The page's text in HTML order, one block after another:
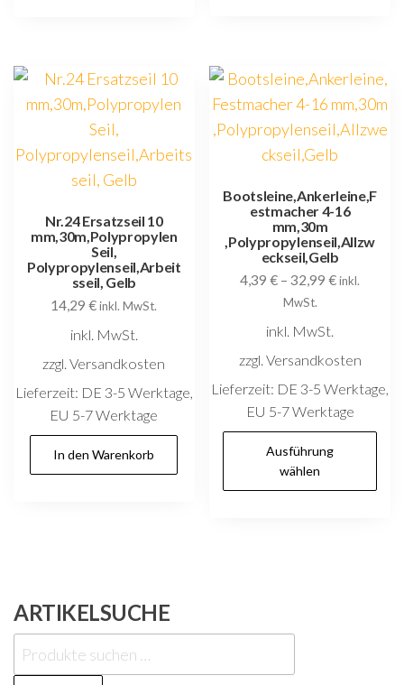
auf.
Optionen
können
Produktseite
gewählt
Nr.24 Ersatzseil 10
mm,30m,Polypropylen
Seil,
Polypropylenseil,Arbeit
sseil, Gelb
14,29€ inkl. MwSt.
inkl. MwSt.
zzgl. Versandkosten
Lieferzeit: DE 3-5 Werktage,
EU 5-7 Werktage
In den Warenkorb
Bootsleine,Ankerleine,F
estmacher 4-16
mm,30m
,Polypropylenseil,Allzw
eckseil,Gelb
4,39€ –32,99€inkl.
MwSt.
inkl. MwSt.
zzgl. Versandkosten
Lieferzeit: DE 3-5 Werktage,
EU 5-7 Werktage
Ausführung
wählen
ARTIKELSUCHE
Suchen
nach: